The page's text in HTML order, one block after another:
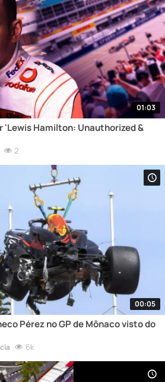
01:03
'Lewis Hamilton: Unauthorized &
2
00:05
Pérez no GP de Mônaco visto do
6k